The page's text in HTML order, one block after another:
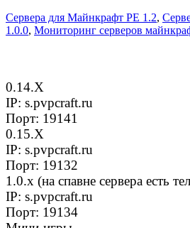
Сервера для Майнкрафт PE 1.2,
1.0.0, Мониторинг серверов
0.14.Х
IP: s.pvpcraft.ru
Порт: 19141
0.15.Х
IP: s.pvpcraft.ru
Порт: 19132
1.0.x (на спавне сервера есть
IP: s.pvpcraft.ru
Порт: 19134